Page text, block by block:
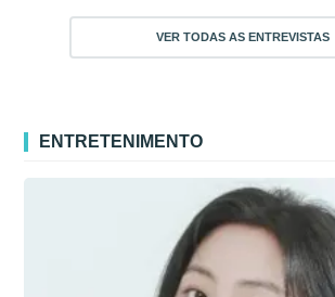
VER TODAS AS ENTREVISTAS
ENTRETENIMENTO